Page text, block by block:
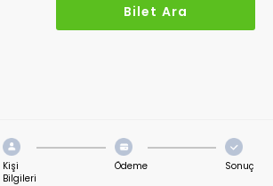
Kişi
Bilgileri
Ödeme Sonuç